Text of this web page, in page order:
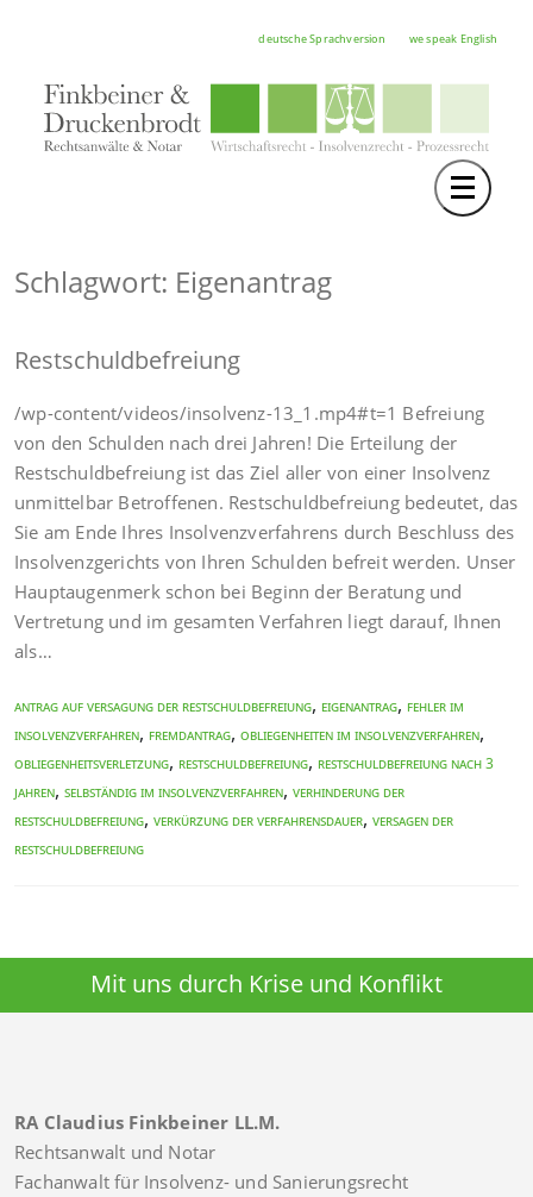
deutsche Sprachversion we speak English
Toggle
RECHTSGEBIETE
FORTBILDUNGEN
HOCHSCHULE
KARRIERE
SERVICE
Schlagwort: Eigenantrag
Restschuldbefreiung
/wp-content/videos/insolvenz-13_1.mp4#t=1 Befreiung
von den Schulden nach drei Jahren! Die Erteilung der
Restschuldbefreiung ist das Ziel aller von einer Insolvenz
unmittelbar Betroffenen. Restschuldbefreiung bedeutet, das
Sie am Ende Ihres Insolvenzverfahrens durch Beschluss des
Insolvenzgerichts von Ihren Schulden befreit werden. Unser
Hauptaugenmerk schon bei Beginn der Beratung und
Vertretung und im gesamten Verfahren liegt darauf, Ihnen
als…
Antrag auf Versagung der Restschuldbefreiung, Eigenantrag, Fehler im
Insolvenzverfahren, Fremdantrag, Obliegenheiten im Insolvenzverfahren,
Obliegenheitsverletzung, Restschuldbefreiung, Restschuldbefreiung nach 3
Jahren, Selbständig im Insolvenzverfahren, Verhinderung der
Restschuldbefreiung, Verkürzung der Verfahrensdauer, Versagen der
Restschuldbefreiung
Mit uns durch Krise und Konflikt
RA Claudius Finkbeiner LL.M.
Rechtsanwalt und Notar
Fachanwalt für Insolvenz- und Sanierungsrecht